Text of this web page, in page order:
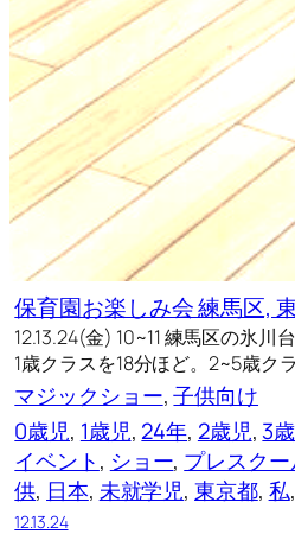
保育園お楽しみ会 練馬区,
12.13.24(金) 10~11 練馬区の氷川
1歳クラスを18分ほど。2~5歳ク
マジックショー, 子供向け
0歳児, 1歳児, 24年, 2歳児, 3
イベント, ショー, プレスク
供, 日本, 未就学児, 東京都, 私
12.13.24